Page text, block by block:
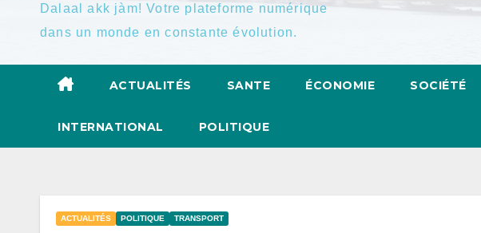
Dalaal akk jàm! Votre plateforme numérique
dans un monde en constante évolution.
ACTUALITÉS SANTE ÉCONOMIE SOCIÉTÉ
INTERNATIONAL POLITIQUE
ACTUALITÉS POLITIQUE TRANSPORT